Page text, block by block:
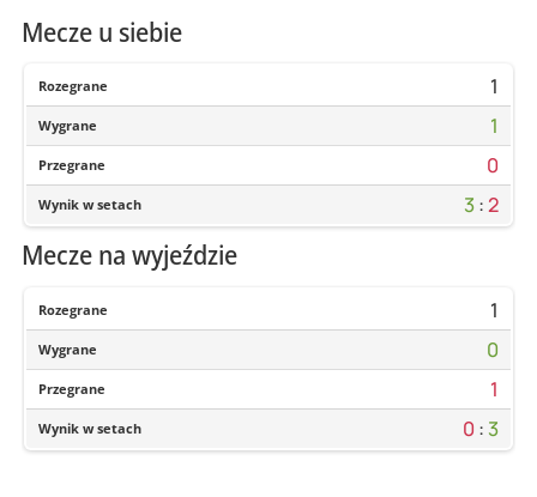
Mecze u siebie
Rozegrane 1
Wygrane 1
Przegrane 0
Wynik w setach 3:2
Mecze na wyjeździe
Rozegrane 1
Wygrane 0
Przegrane 1
Wynik w setach 0 : 3